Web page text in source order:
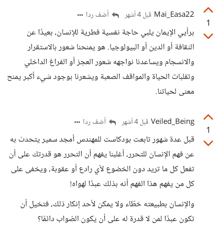
1
Mai_Easa22 قبل 4 أشهر أضف ردا
برأيي الإيمان يلبي حاجة نفسية فطرية للإنسان، بعيدًا عن
الثقافة أو الدين أو البيولوجيا. هو يمنحنا شعور بالاستقرار
والانسجام ويساعدنا نواجهه شعور العجز أو الفراغ الداخلي
وتقلبات الحياة والمواقف الصعبة ويشعرنا بوجود شيء أكبر يمنح
معنى لحياتنا.
1
Veiled_Being قبل 4 أشهر أضف ردا
قبل عدة شهور تابعت بودكاست للمهندس أمجد سمير يتحدث به
عن فهم الإنسان للتحرر، أغلبنا يفهم أن التحرر هو قدرتك على أن
تفعل كل ما تريد دون الخضوع لأي رادع أو عقوبة، ويخفى على
كل من يفهم هذا الفهم أنه بذلك عبدًا لهواه!
والإنسان بطبيعته خطّاء ولا يمكن لأحد إنكار ذلك، فتخيل أن
تكون عبدًا لمن لا قدرة له على أن يكون الصّواب دائمًا؟